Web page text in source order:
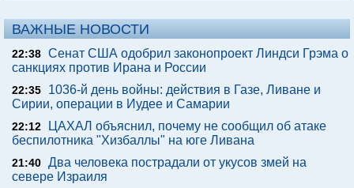
ВАЖНЫЕ НОВОСТИ
22:38 Сенат США одобрил законопроект Линдси Грэма о
санкциях против Ирана и России
22:35
1036-й день войны: действия в Газе, Ливане и
Сирии, операции в Иудее и Самарии
22:12
ЦАХАЛ объяснил, почему не сообщил об атаке
беспилотника "Хизбаллы" на юге Ливана
21:40 Два человека пострадали от укусов змей на
севере Израиля